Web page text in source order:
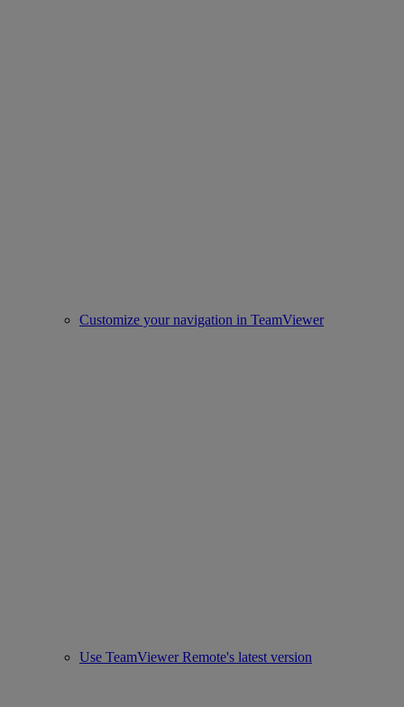
Customize your navigation in TeamViewer
Use TeamViewer Remote's latest version